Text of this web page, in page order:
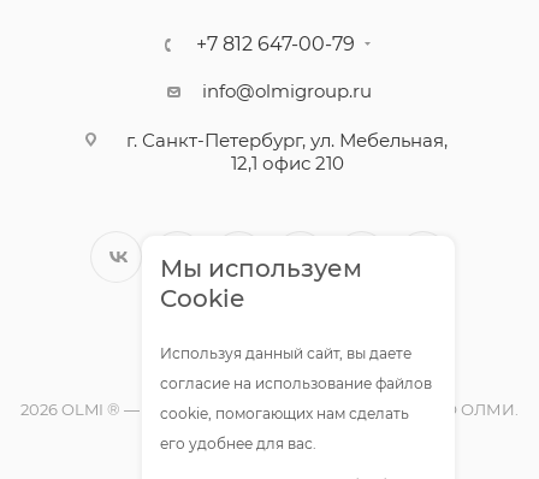
+7 812 647-00-79
info@olmigroup.ru
г. Санкт-Петербург, ул. Мебельная,
12,1 офис 210
2026 OLMI ® — официальный интернет-магазин ООО ОЛМИ.
Все права защищены.
Мы используем
Cookie
Используя данный сайт, вы даете
согласие на использование файлов
cookie, помогающих нам сделать
его удобнее для вас.